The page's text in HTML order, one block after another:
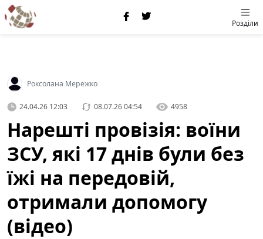
Розділи
Роксолана Мережко
24.04.26 12:03 08.07.26 04:54 4958
Нарешті провізія: воїни
ЗСУ, які 17 днів були без
їжі на передовій,
отримали допомогу
(відео)